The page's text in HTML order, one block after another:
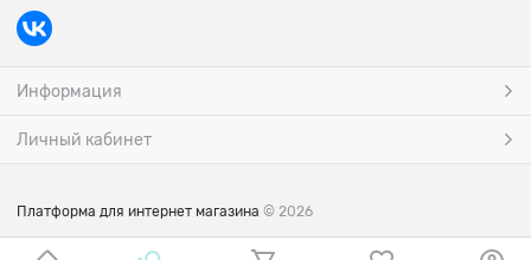
Информация
Личный кабинет
Платформа для интернет магазина © 2026